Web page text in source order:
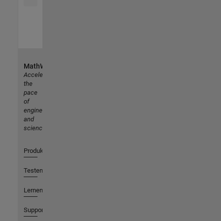
MathWorks
Accelerating
the
pace
of
engineering
and
science
Produkte
Testen oder Kaufen
Lernen
Support